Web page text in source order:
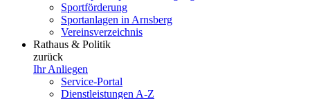
Sportförderung
Sportanlagen in Arnsberg
Vereinsverzeichnis
Rathaus & Politik
zurück
Ihr Anliegen
Service-Portal
Dienstleistungen A-Z